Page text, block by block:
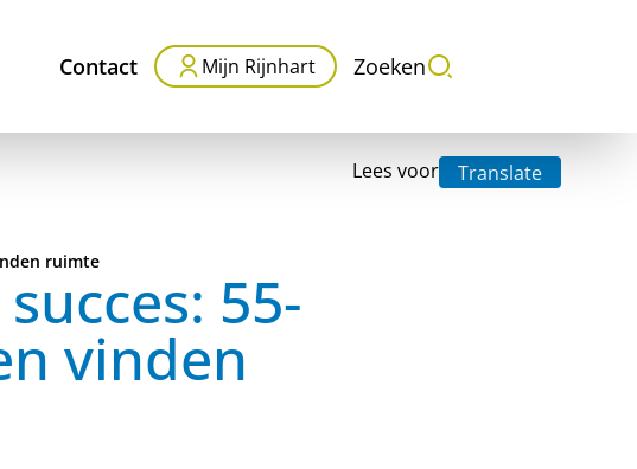
Contact Mijn Rijnhart Zoeken
Lees voor Translate
ruimte
55-
vinden